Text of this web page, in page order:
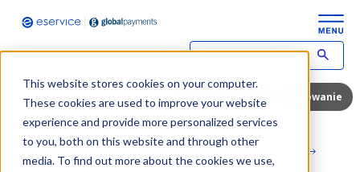
This website stores cookies on your computer.
These cookies are used to improve your website
experience and provide more personalized services
to you, both on this website and through other
media. To find out more about the cookies we use,
p
s
z
w
y
Darmowy terminal płatniczy Zamów kontakt Logowanie
Strona główna Aktualności eService